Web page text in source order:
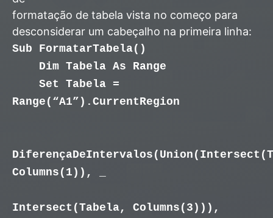
formatação de tabela vista no começo para
desconsiderar um cabeçalho na primeira linha:
Sub FormatarTabela()
Dim Tabela As Range
Set Tabela =
Range(“A1”).CurrentRegion
Columns(1)), _
Intersect(Tabela, Columns(3))),